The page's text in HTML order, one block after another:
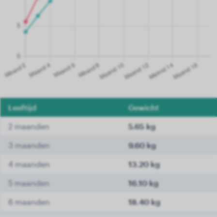
Leeftijd Gewicht
2 maanden 5.65 kg
3 maanden 9.60 kg
4 maanden 13.20 kg
5 maanden 16.10 kg
6 maanden 18.40 kg